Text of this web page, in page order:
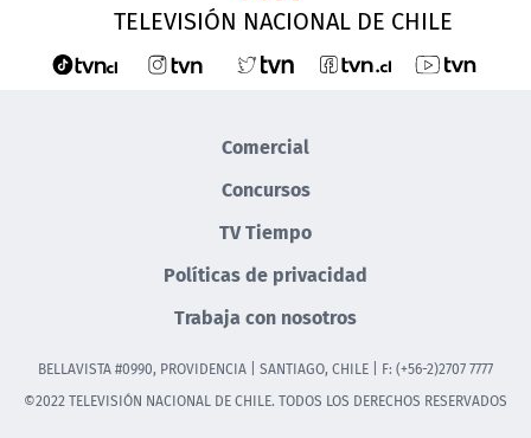
TELEVISIÓN NACIONAL DE CHILE
Comercial
Concursos
TV Tiempo
Políticas de privacidad
Trabaja con nosotros
BELLAVISTA #0990, PROVIDENCIA | SANTIAGO, CHILE | F: (+56-2)2707 7777
©2022 TELEVISIÓN NACIONAL DE CHILE. TODOS LOS DERECHOS RESERVADOS